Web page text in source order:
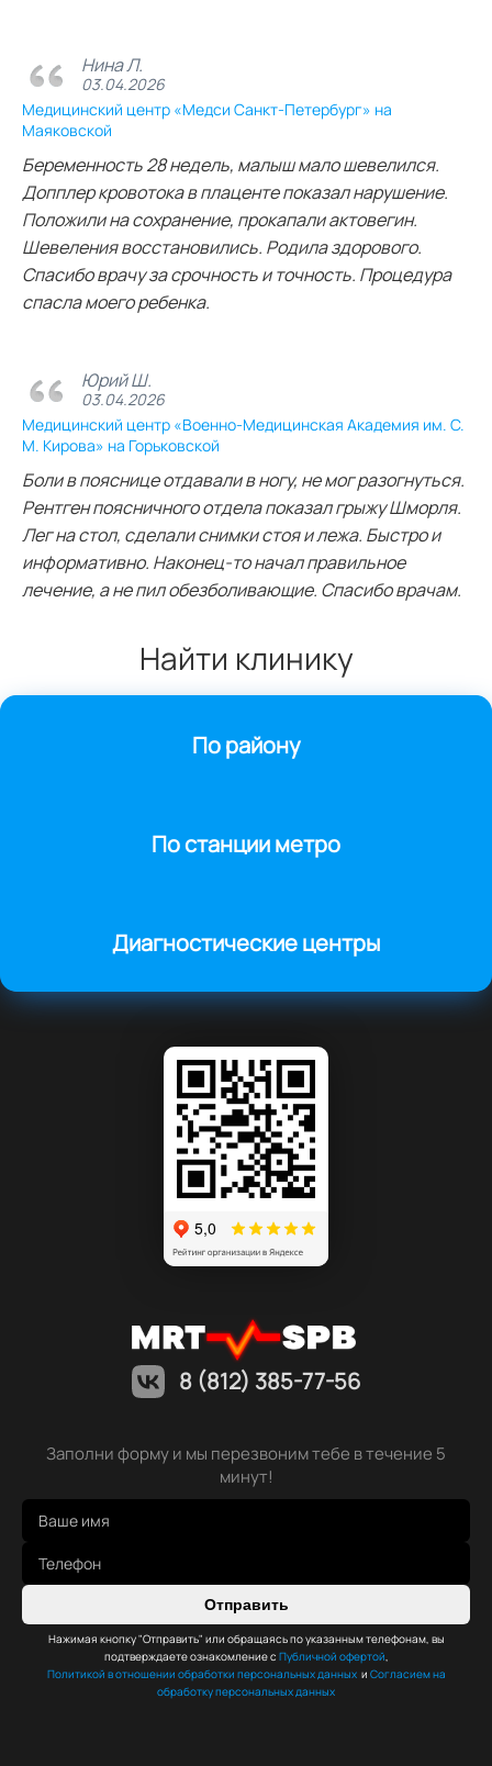
Нина Л.
03.04.2026
Медицинский центр «Медси Санкт-Петербург» на
Маяковской
Беременность 28 недель, малыш мало шевелился.
Допплер кровотока в плаценте показал нарушение.
Положили на сохранение, прокапали актовегин.
Шевеления восстановились. Родила здорового.
Спасибо врачу за срочность и точность. Процедура
спасла моего ребенка.
Юрий Ш.
03.04.2026
Медицинский центр «Военно-Медицинская Академия им. С.
М. Кирова» на Горьковской
Боли в пояснице отдавали в ногу, не мог разогнуться.
Рентген поясничного отдела показал грыжу Шморля.
Лег на стол, сделали снимки стоя и лежа. Быстро и
информативно. Наконец-то начал правильное
лечение, а не пил обезболивающие. Спасибо врачам.
Найти клинику
По району
По станции метро
Диагностические центры
8 (812) 385-77-56
Заполни форму и мы перезвоним тебе в течение 5
минут!
Отправить
Нажимая кнопку "Отправить" или обращаясь по указанным телефонам, вы
подтверждаете ознакомление с Публичной офертой
Политикой в отношении обработки персональных данных и Согласием на
обработку персональных данных